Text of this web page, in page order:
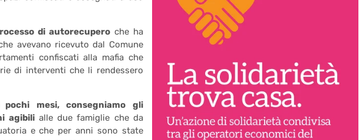
di autorecupero che ha
avevano ricevuto dal Comune
confiscati alla mafia che
di interventi che li rendessero
mesi, consegniamo gli
agibilialle due famiglie che da
e che per anni sono state